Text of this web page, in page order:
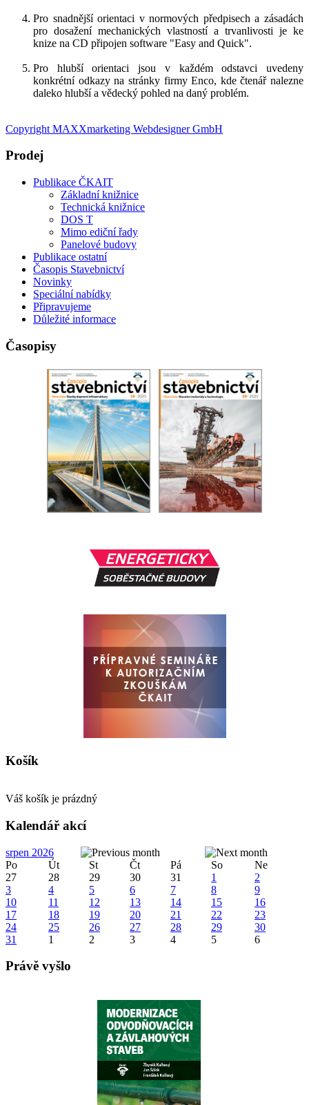
Pro snadnější orientaci v normových předpisech a zásadách
pro dosažení mechanických vlastností a trvanlivosti je ke
knize na CD připojen software "Easy and Quick".
Pro hlubší orientaci jsou v každém odstavci uvedeny
konkrétní odkazy na stránky firmy Enco, kde čtenář nalezne
daleko hlubší a vědecký pohled na daný problém.
Copyright MAXXmarketing Webdesigner GmbH
Prodej
Publikace ČKAIT
Základní knižnice
Technická knižnice
DOS T
Mimo ediční řady
Panelové budovy
Publikace ostatní
Časopis Stavebnictví
Novinky
Speciální nabídky
Připravujeme
Důležité informace
Časopisy
Košík
Váš košík je prázdný
Kalendář akcí
srpen 2026
Po
Út St Čt Pá So
Ne
27
28 29 30 31 1
2
3
4 5 6 7 8
9
10
11 12 13 14 15
16
17
18 19 20 21 22
23
24
25 26 27 28 29
30
31
1 2 3 4 5 6
Právě vyšlo